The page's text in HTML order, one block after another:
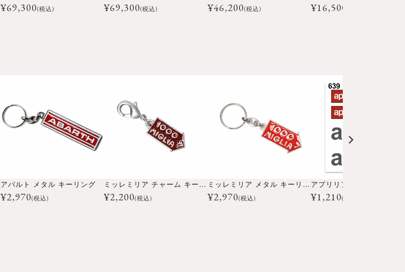
¥69,300(税込) ¥69,300(税込) ¥46,200(税込) ¥16,500
アバルト メタル キーリング
¥2,970(税込)
ミッレミリア チャーム キーリング
¥2,200(税込)
ミッレミリア メタル キーリング
¥2,970(税込) ¥1,210(税込)